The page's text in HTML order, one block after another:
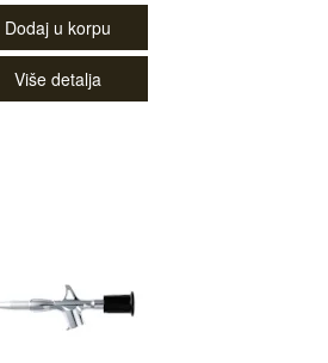
Dodaj u korpu
Više detalja